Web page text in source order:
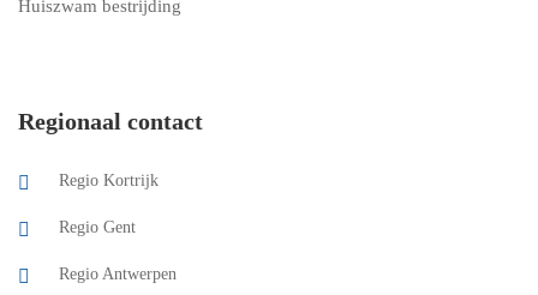
Huiszwam bestrijding
Regionaal contact
Regio Kortrijk
Regio Gent
Regio Antwerpen